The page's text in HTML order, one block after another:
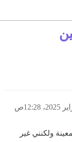
ولكنني غير